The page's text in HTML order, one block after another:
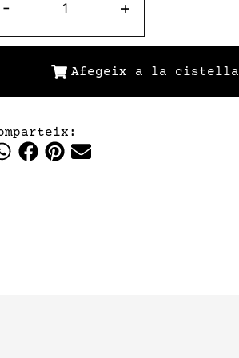
- +
Afegeix a la cistella